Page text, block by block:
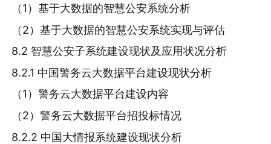
（1）基于大数据的智慧公安系统分析
（2）基于大数据的智慧公安系统实现与评估
8.2 智慧公安子系统建设现状及应用状况分析
8.2.1 中国警务云大数据平台建设现状分析
（1）警务云大数据平台建设内容
（2）警务云大数据平台招投标情况
8.2.2 中国大情报系统建设现状分析